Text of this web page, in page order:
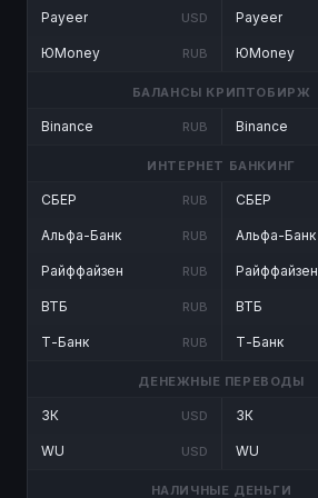
Payeer USD
ЮMoney RUB
Payeer
ЮMoney
БАЛАНСЫ КРИПТОБИРЖ
Binance RUB Binance
ИНТЕРНЕТ БАНКИНГ
СБЕР RUB
Альфа-Банк RUB
Райффайзен RUB
ВТБ RUB
Т-Банк RUB
СБЕР
Альфа-Банк
Райффайзен
ВТБ
Т-Банк
ДЕНЕЖНЫЕ ПЕРЕВОДЫ
ЗК USD
WU USD
ЗК
WU
НАЛИЧНЫЕ ДЕНЬГИ